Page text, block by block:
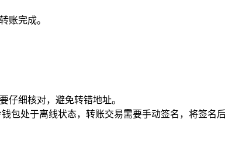
账完成。
仔细核对，避免转错地址。
包处于离线状态，转账交易需要手动签名，将签